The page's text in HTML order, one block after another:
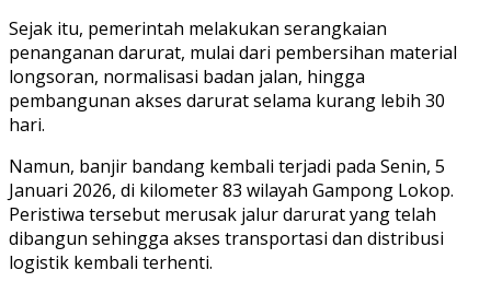
Sejak itu, pemerintah melakukan serangkaian
penanganan darurat, mulai dari pembersihan material
longsoran, normalisasi badan jalan, hingga
pembangunan akses darurat selama kurang lebih 30
hari.
Namun, banjir bandang kembali terjadi pada Senin, 5
Januari 2026, di kilometer 83 wilayah Gampong Lokop.
Peristiwa tersebut merusak jalur darurat yang telah
dibangun sehingga akses transportasi dan distribusi
logistik kembali terhenti.